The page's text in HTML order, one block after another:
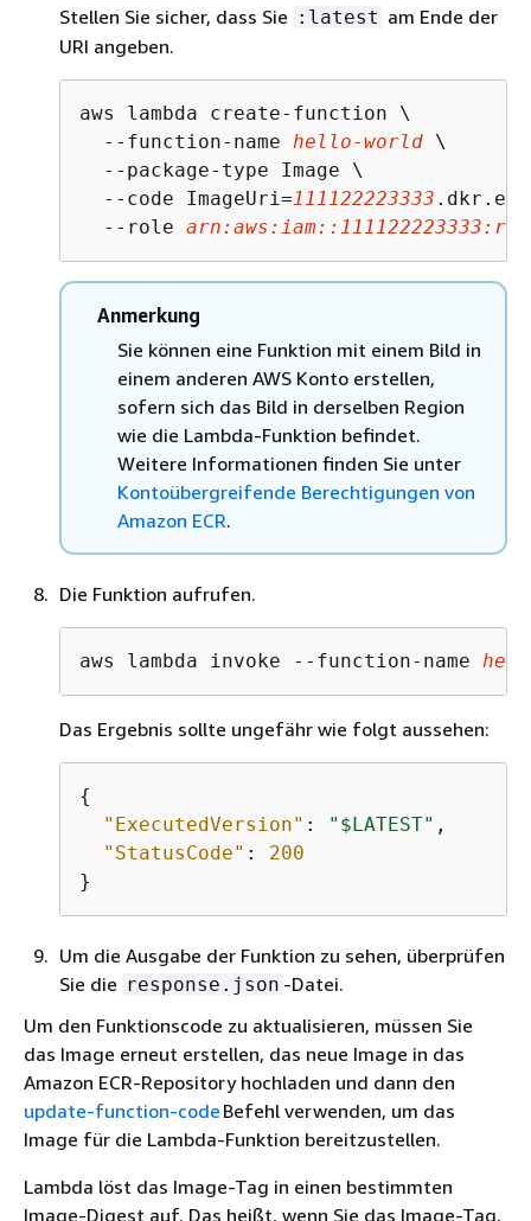
Stellen Sie sicher, dass Sie :latest am Ende der
URI angeben.
aws lambda create-function \
  --function-name
hello-world \
  --package-type Image \
  --code ImageUri=
111122223333
  --role
Anmerkung
Sie können eine Funktion mit einem Bild in
einem anderen AWS Konto erstellen,
sofern sich das Bild in derselben Region
wie die Lambda-Funktion befindet.
Weitere Informationen finden Sie unter
Kontoübergreifende Berechtigungen von
Amazon ECR.
Die Funktion aufrufen.
aws lambda invoke --function-name
Das Ergebnis sollte ungefähr wie folgt aussehen:
{
"ExecutedVersion" : "$LATEST" ,
"StatusCode" : 200
}
Um die Ausgabe der Funktion zu sehen, überprüfen
Sie die response.json -Datei.
Um den Funktionscode zu aktualisieren, müssen Sie
das Image erneut erstellen, das neue Image in das
Amazon ECR-Repository hochladen und dann den
update-function-code Befehl verwenden, um das
Image für die Lambda-Funktion bereitzustellen.
Lambda löst das Image-Tag in einen bestimmten
Image-Digest auf. Das heißt, wenn Sie das Image-Tag,